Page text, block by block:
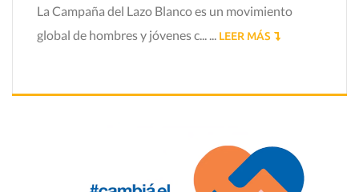
La Campaña del Lazo Blanco es un movimiento
global de hombres y jóvenes c... ... LEER MÁS